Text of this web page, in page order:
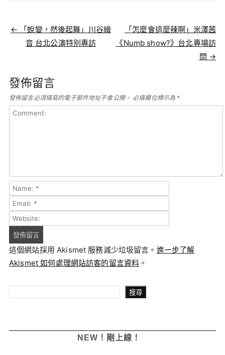
Post navigation
← 「蛻變，然後起舞」川谷繪
音 台北公演特別專訪
「怎麼會這麼辣啊」米澤茜
《Numb show?》台北專場訪
問 →
發佈留言
發佈留言必須填寫的電子郵件地址不會公開。 必填欄位標示為 *
這個網站採用 Akismet 服務減少垃圾留言。 進一步了解
Akismet 如何處理網站訪客的留言資料 。
搜尋
NEW！剛上線！